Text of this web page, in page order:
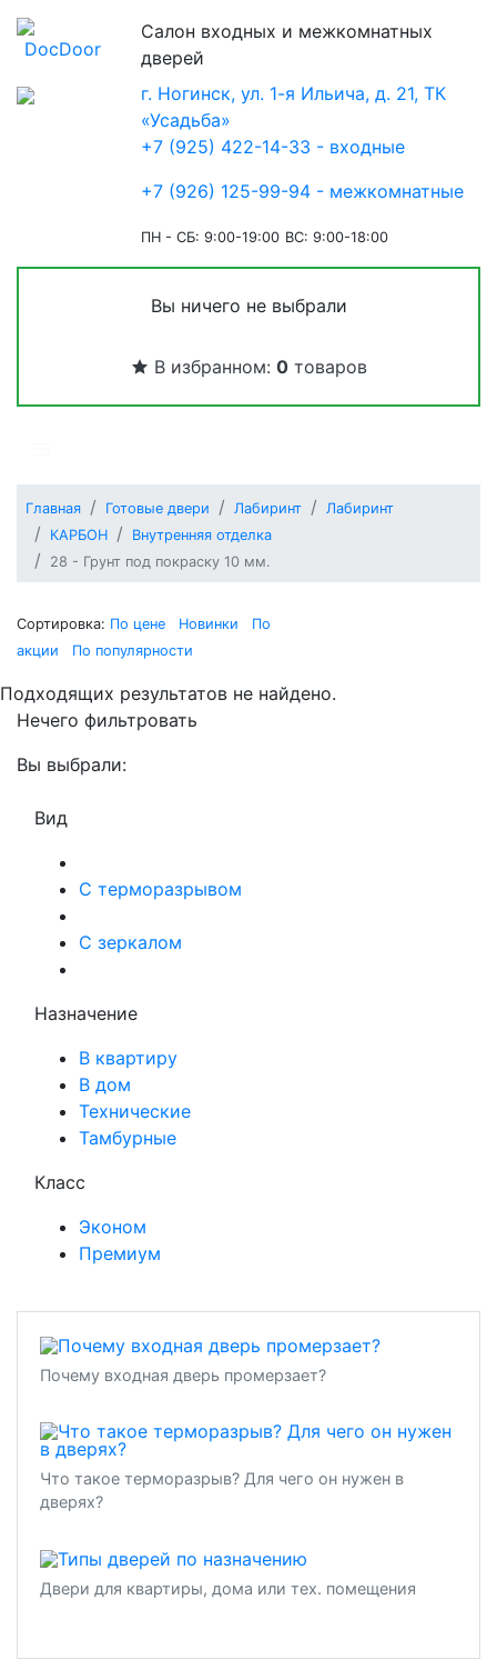
Салон входных и межкомнатных
дверей
г. Ногинск, ул. 1-я Ильича, д. 21, ТК
«Усадьба»
+7 (925) 422-14-33 - входные
+7 (926) 125-99-94 - межкомнатные
ПН - СБ: 9:00-19:00 ВС: 9:00-18:00
Вы ничего не выбрали
В избранном: 0товаров
Главная Готовые двери Лабиринт
Лабиринт
КАРБОН
Внутренняя отделка
28 - Грунт под покраску 10 мм.
Сортировка: По цене Новинки
По
акции
По популярности
Подходящих результатов не найдено.
Нечего фильтровать
Вы выбрали:
Вид
С терморазрывом
С зеркалом
Назначение
В квартиру
В дом
Технические
Тамбурные
Класс
Эконом
Премиум
Почему входная дверь промерзает?
Что такое терморазрыв? Для чего он нужен в
дверях?
Двери для квартиры, дома или тех. помещения